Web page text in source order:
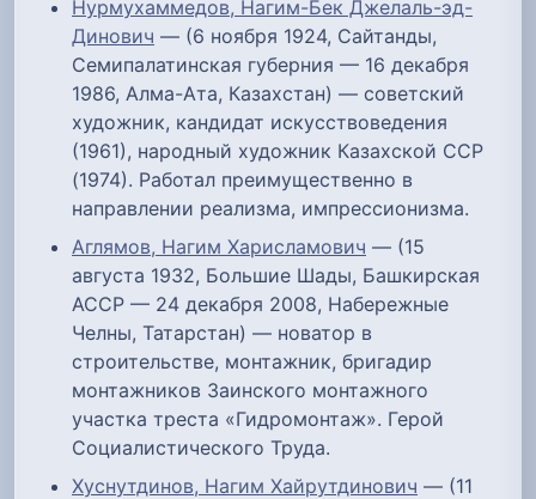
Нурмухаммедов, Нагим-Бек Джелаль-эд-
Динович — (6 ноября 1924, Сайтанды,
Семипалатинская губерния — 16 декабря
1986, Алма-Ата, Казахстан) — советский
художник, кандидат искусствоведения
(1961), народный художник Казахской ССР
(1974). Работал преимущественно в
направлении реализма, импрессионизма.
Аглямов, Нагим Харисламович — (15
августа 1932, Большие Шады, Башкирская
АССР — 24 декабря 2008, Набережные
Челны, Татарстан) — новатор в
строительстве, монтажник, бригадир
монтажников Заинского монтажного
участка треста «Гидромонтаж». Герой
Социалистического Труда.
Хуснутдинов, Нагим Хайрутдинович — (11